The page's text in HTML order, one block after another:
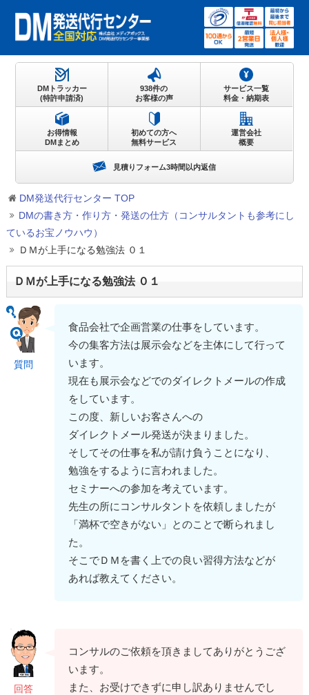
DM発送代行センター TOP
DMの書き方・作り方・発送の仕方（コンサルタントも参考にし
ているお宝ノウハウ）
ＤＭが上手になる勉強法 ０１
ＤＭが上手になる勉強法 ０１
質問
食品会社で企画営業の仕事をしています。
今の集客方法は展示会などを主体にして行って
います。
現在も展示会などでのダイレクトメールの作成
をしています。
この度、新しいお客さんへの
ダイレクトメール発送が決まりました。
そしてその仕事を私が請け負うことになり、
勉強をするように言われました。
セミナーへの参加を考えています。
先生の所にコンサルタントを依頼しましたが
「満杯で空きがない」とのことで断られまし
た。
そこでＤＭを書く上での良い習得方法などが
あれば教えてください。
回答
コンサルのご依頼を頂きましてありがとうござ
います。
また、お受けできずに申し訳ありませんでし
DMトラッカー
(特許申請済)
938件の
お客様の声
サービス一覧
料金・納期表
お得情報
DMまとめ
初めての方へ
無料サービス
運営会社
概要
見積りフォーム3時間以内返信